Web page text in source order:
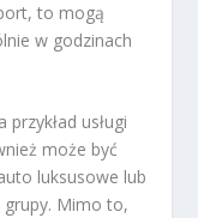
to mogą
w godzinach
usługi
może być
luksusowe lub
Mimo to,